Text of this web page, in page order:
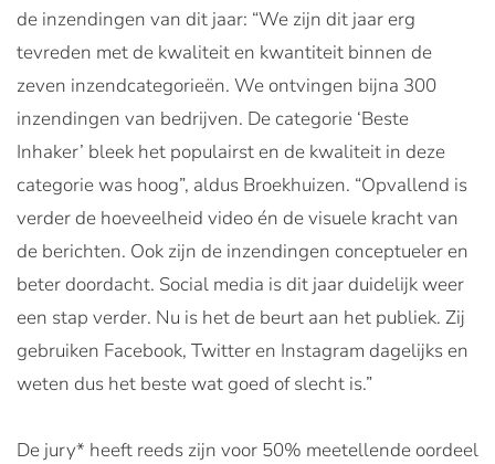
de inzendingen van dit jaar: “We zijn dit jaar erg
tevreden met de kwaliteit en kwantiteit binnen de
zeven inzendcategorieën. We ontvingen bijna 300
inzendingen van bedrijven. De categorie ‘Beste
Inhaker’ bleek het populairst en de kwaliteit in deze
categorie was hoog”, aldus Broekhuizen. “Opvallend is
verder de hoeveelheid video én de visuele kracht van
de berichten. Ook zijn de inzendingen conceptueler en
beter doordacht. Social media is dit jaar duidelijk weer
een stap verder. Nu is het de beurt aan het publiek. Zij
gebruiken Facebook, Twitter en Instagram dagelijks en
weten dus het beste wat goed of slecht is.”
De jury* heeft reeds zijn voor 50% meetellende oordeel